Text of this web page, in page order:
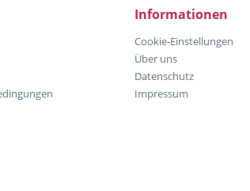
Informationen
Cookie-Einstellungen
Über uns
Datenschutz
Impressum